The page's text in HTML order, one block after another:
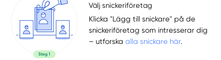
Välj snickeriföretag
Klicka "Lägg till snickare" på de
snickeriföretag som intresserar dig
– utforskaalla snickare här.